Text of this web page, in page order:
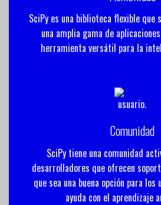
SciPy es una biblioteca flexible que
una amplia gama de
herramienta versátil para la
Comunidad
SciPy tiene una comunidad
desarrolladores que ofrecen
que sea una buena opción para los
ayuda con el aprendizaje